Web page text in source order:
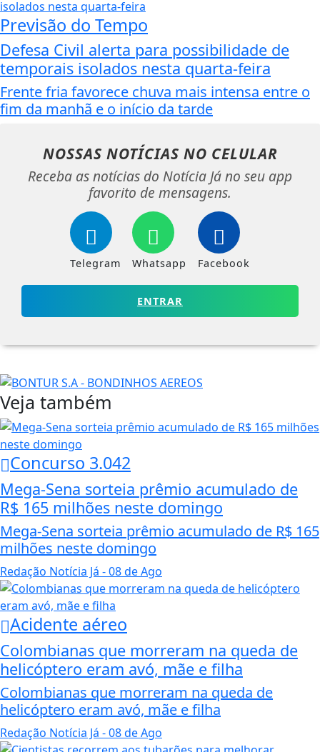
Previsão do Tempo
Defesa Civil alerta para possibilidade de
temporais isolados nesta quarta-feira
Frente fria favorece chuva mais intensa entre o
fim da manhã e o início da tarde
NOSSAS NOTÍCIAS NO CELULAR
Receba as notícias do Notícia Já no seu app
favorito de mensagens.
Telegram Whatsapp Facebook
ENTRAR
Veja também
Concurso 3.042
Mega-Sena sorteia prêmio acumulado de
R$ 165 milhões neste domingo
Mega-Sena sorteia prêmio acumulado de R$ 165
milhões neste domingo
Redação Notícia Já - 08 de Ago
Acidente aéreo
Colombianas que morreram na queda de
helicóptero eram avó, mãe e filha
Colombianas que morreram na queda de
helicóptero eram avó, mãe e filha
Redação Notícia Já - 08 de Ago